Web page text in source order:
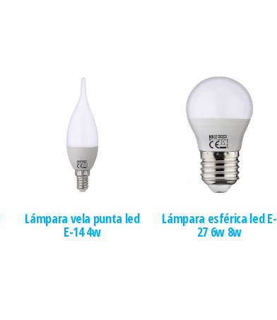
Lámpara vela punta led
E-14 4w
Lámpara esférica led E-
27 6w 8w